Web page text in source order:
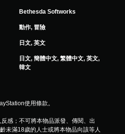
Bethesda Softworks
動作, 冒險
日文, 英文
日文, 簡體中文, 繁體中文, 英文,
韓文
使用條款。
感；不可將本物品派發、傳閱、出
未滿18歲的人士或將本物品向該等人